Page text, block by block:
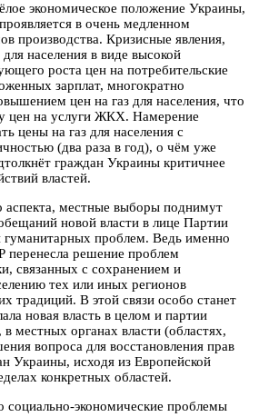
экономическое положение Украины,
в очень медленном
производства. Кризисные явления,
населения в виде высокой
роста цен на потребительские
зарплат, многократно
цен на газ для населения, что
цен на услуги ЖКХ. Намерение
цены на газ для населения с
(два раза в год), о чём уже
граждан Украины критичнее
властей.
аспекта, местные выборы поднимут
новой власти в лице Партии
гуманитарных проблем. Ведь именно
перенесла решение проблем
связанных с сохранением и
тех или иных регионов
традиций. В этой связи особо станет
новая власть в целом и партии
в местных органах власти (областях,
вопроса для восстановления прав
Украины, исходя из Европейской
конкретных областей.
экономические проблемы